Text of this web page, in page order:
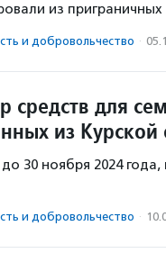
из
и доброволь­чест­во ·
средств для
из Курской
30 ноября 2024
и доброволь­чест­во ·